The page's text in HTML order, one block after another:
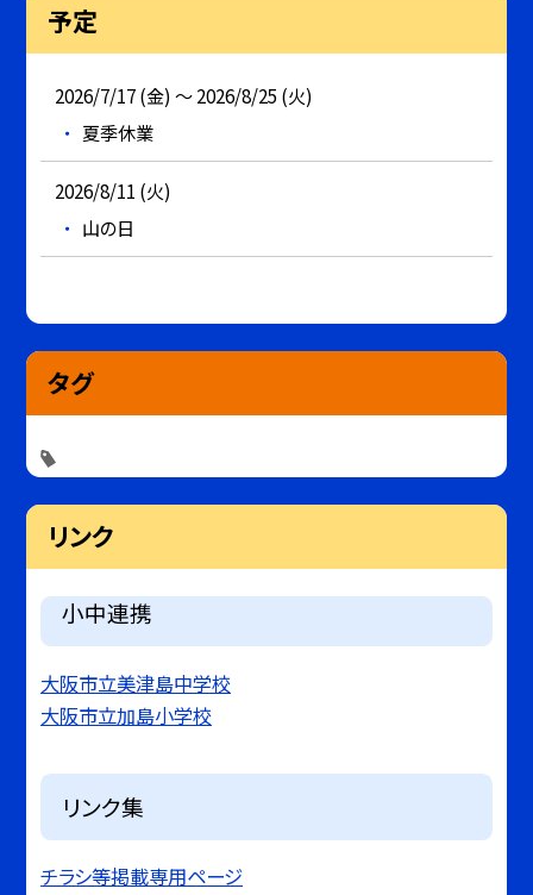
予定
2026/7/17 (金) ～ 2026/8/25 (火)
夏季休業
2026/8/11 (火)
山の日
タグ
リンク
小中連携
大阪市立美津島中学校
大阪市立加島小学校
リンク集
チラシ等掲載専用ページ